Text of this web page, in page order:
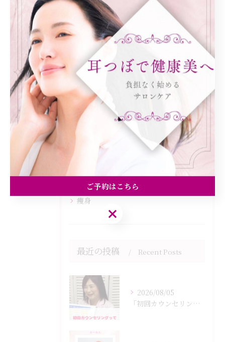
< 前のページ 一覧に戻る 次のページ >
カテゴリー Categories
全てのカテゴリー
ダイエット
食欲
痩身
最近の投稿 Recent Posts
2026/08/05
「初回カウンセリングでは何をするの？」
ご予約はこちら
ご予約はこちら